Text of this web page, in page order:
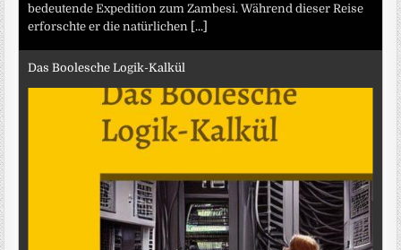
bedeutende Expedition zum Zambesi. Während dieser Reise
erforschte er die natürlichen [...]
Das Boolesche Logik-Kalkül